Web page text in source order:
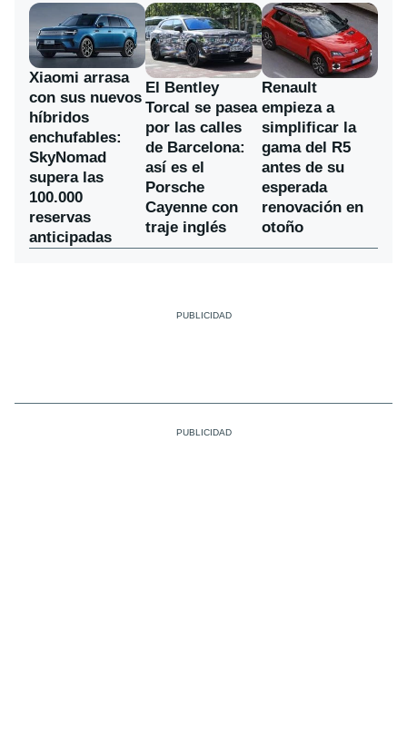
Xiaomi arrasa
con sus nuevos
híbridos
enchufables:
SkyNomad
supera las
100.000
reservas
anticipadas
El Bentley
Torcal se pasea
por las calles
de Barcelona:
así es el
Porsche
Cayenne con
traje inglés
Renault
empieza a
simplificar la
gama del R5
antes de su
esperada
renovación en
otoño